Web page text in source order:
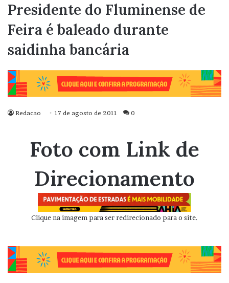
Presidente do Fluminense de
Feira é baleado durante
saidinha bancária
Redacao 17 de agosto de 2011 0
Foto com Link de
Direcionamento
Clique na imagem para ser redirecionado para o site.